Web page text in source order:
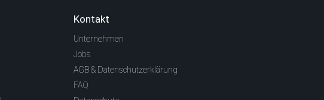
Kontakt
Unternehmen
Jobs
AGB & Datenschutzerklärung
FAQ